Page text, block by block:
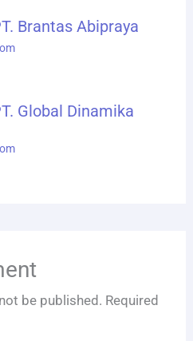
Brantas Abipraya
Global Dinamika
be published. Required